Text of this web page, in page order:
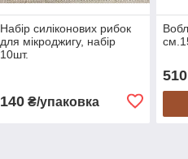
Набір силіконових рибок
для мікроджигу, набір
10шт.
140₴/упаковка
510